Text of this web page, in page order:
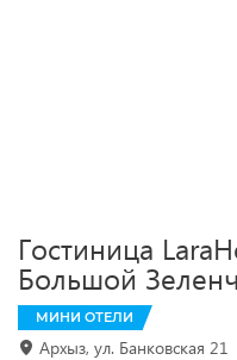
Гостиница
Большой
МИНИ ОТЕЛИ
Архыз, ул. Банковская 21